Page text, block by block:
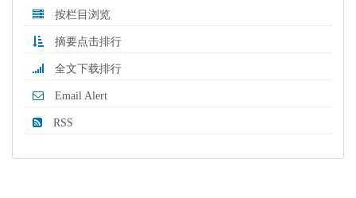
按栏目浏览
摘要点击排行
全文下载排行
Email Alert
RSS